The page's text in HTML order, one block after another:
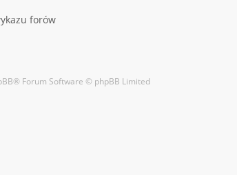
forów
® Forum Software © phpBB Limited